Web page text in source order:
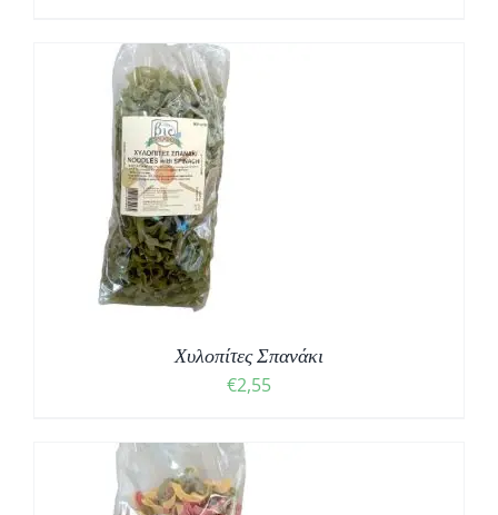
Χυλοπίτες Σπανάκι
€2,55